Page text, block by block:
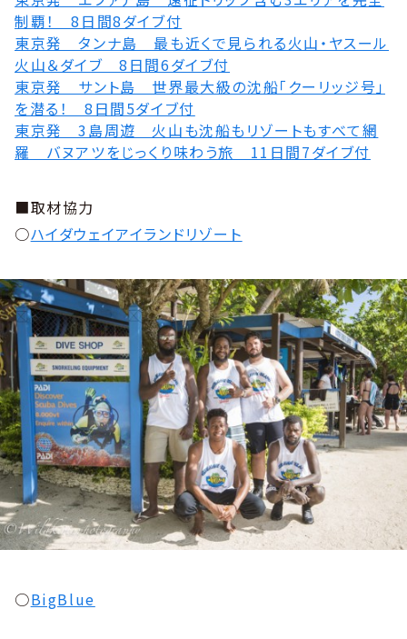
制覇！ 8日間8ダイブ付
東京発 タンナ島 最も近くで見られる火山・ヤスール
火山＆ダイブ 8日間6ダイブ付
東京発 サント島 世界最大級の沈船「クーリッジ号」
を潜る！ 8日間5ダイブ付
東京発 3島周遊 火山も沈船もリゾートもすべて網
羅 バヌアツをじっくり味わう旅 11日間7ダイブ付
■取材協力
○ハイダウェイアイランドリゾート
○BigBlue